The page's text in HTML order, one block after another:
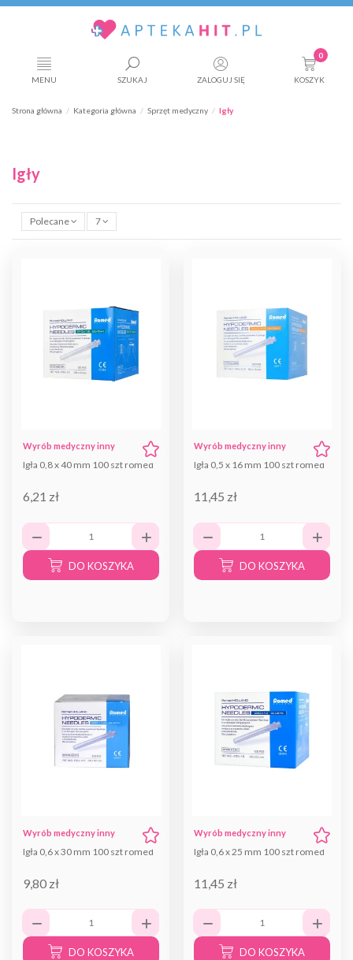
MENU SZUKAJ ZALOGUJ SIĘ
0
KOSZYK
Strona główna Kategoria główna Sprzęt medyczny Igły
Igły
Polecane 7
Wyrób medyczny inny
Igła 0,8 x 40 mm 100 szt romed
6,21 zł
DO KOSZYKA
Wyrób medyczny inny
Igła 0,5 x 16 mm 100 szt romed
11,45 zł
DO KOSZYKA
Wyrób medyczny inny
Igła 0,6 x 30 mm 100 szt romed
9,80 zł
DO KOSZYKA
Wyrób medyczny inny
Igła 0,6 x 25 mm 100 szt romed
11,45 zł
DO KOSZYKA